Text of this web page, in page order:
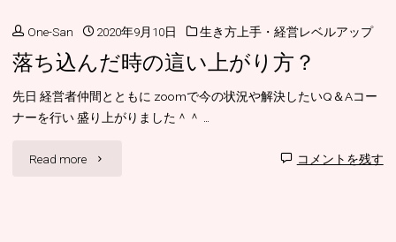
One-San 2020年9月10日 生き方上手・経営レベルアップ
落ち込んだ時の這い上がり方？
先日 経営者仲間とともに zoomで今の状況や解決したいQ＆Aコー
ナーを行い 盛り上がりました＾＾ …
Read more "落 コメントを残す